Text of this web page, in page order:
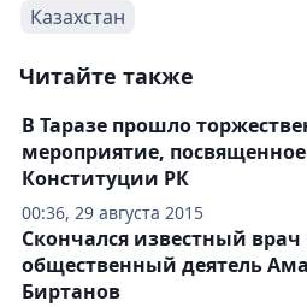
Казахстан
Читайте также
00:36, 29 августа 2015
В Таразе прошло
мероприятие,
Конституции РК
Скончался известный врач
общественный деятель
Биртанов